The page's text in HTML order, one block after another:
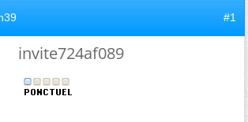
#1
invite724af089